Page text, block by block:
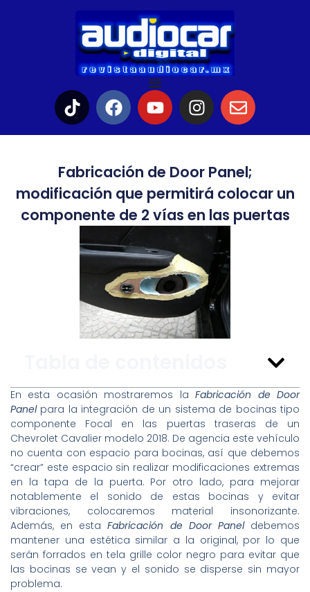
Fabricación de Door Panel;
modificación que permitirá colocar un
componente de 2 vías en las puertas
En esta ocasión mostraremos laFabricación de Door
Panelpara la integración de un sistema de bocinas tipo
componente Focal en las puertas traseras de un
Chevrolet Cavalier modelo 2018. De agencia este vehículo
no cuenta con espacio para bocinas, así que debemos
“crear” este espacio sin realizar modificaciones extremas
en la tapa de la puerta. Por otro lado, para mejorar
notablemente el sonido de estas bocinas y evitar
vibraciones, colocaremos material insonorizante.
Además, en estaFabricación de Door Paneldebemos
mantener una estética similar a la original, por lo que
serán forrados en tela grille color negro para evitar que
las bocinas se vean y el sonido se disperse sin mayor
problema.